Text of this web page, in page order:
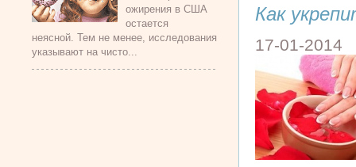
ожирения в США
остается
неясной. Тем не менее, исследования
указывают на чисто...
Как
17-01-2014